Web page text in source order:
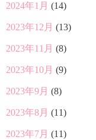
2024年1月 (14)
2023年12月 (13)
2023年11月 (8)
2023年10月 (9)
2023年9月 (8)
2023年8月 (11)
2023年7月 (11)